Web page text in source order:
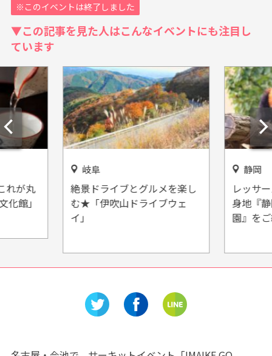
※このイベントは終了しました
▼この記事を見た人はこんなイベントにも注目し
ています
れが丸
化館」
岐阜
絶景ドライブとグルメを楽し
む★「伊吹山ドライブウェ
イ」
静岡
レッサ
身地『
園』を